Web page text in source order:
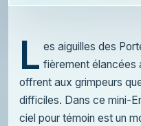
L es aiguilles des
fièrement élancées
offrent aux grimpeurs
difficiles. Dans ce mini-
ciel pour témoin est un